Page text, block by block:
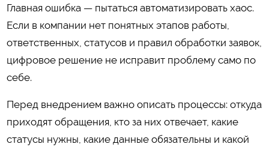
Главная ошибка — пытаться автоматизировать хаос.
Если в компании нет понятных этапов работы,
ответственных, статусов и правил обработки заявок,
цифровое решение не исправит проблему само по
себе.
Перед внедрением важно описать процессы: откуда
приходят обращения, кто за них отвечает, какие
статусы нужны, какие данные обязательны и какой